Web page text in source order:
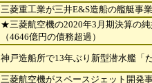
三菱重工業が三井E&S造船の艦艇事
★三菱航空機の2020年3月期決算の
（4646億円の債務超過）
神戸造船所で13年ぶり新型潜水艦「
三菱航空機がスペースジェット開発